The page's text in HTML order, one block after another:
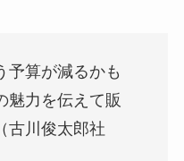
予算が減るかも
魅力を伝えて販
古川俊太郎社